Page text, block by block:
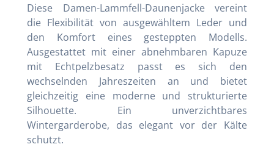
Diese Damen-Lammfell-Daunenjacke vereint
die Flexibilität von ausgewähltem Leder und
den Komfort eines gesteppten Modells.
Ausgestattet mit einer abnehmbaren Kapuze
mit Echtpelzbesatz passt es sich den
wechselnden Jahreszeiten an und bietet
gleichzeitig eine moderne und strukturierte
Silhouette. Ein unverzichtbares
Wintergarderobe, das elegant vor der Kälte
schutzt.